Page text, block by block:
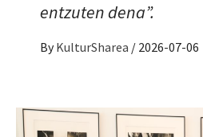
entzuten dena”.
By KulturSharea / 2026-07-06